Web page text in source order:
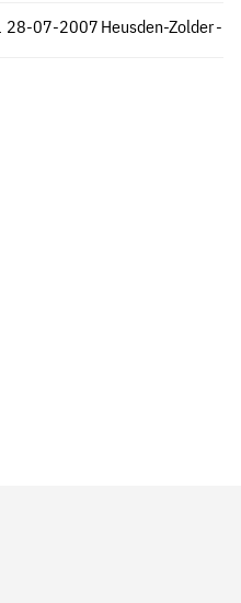
Heusden-Zolder-
28-07-2007